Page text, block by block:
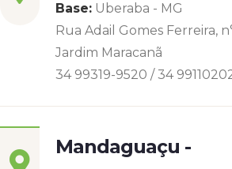
Base: Uberaba - MG
Rua Adail Gomes Ferreira,
Jardim Maracanã
34 99319-9520 / 34
Mandaguaçu -